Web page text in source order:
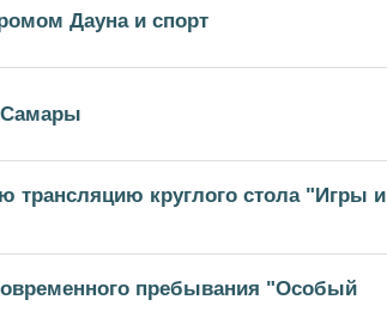
Дауна и спорт
трансляцию круглого стола "Игры и
пребывания "Особый